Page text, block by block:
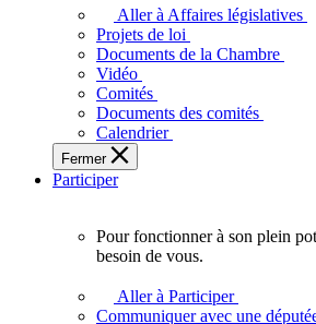
adopte
touchent
des
Ontariennes
et
Aller à Affaires législatives
Projets de loi
Documents de la Chambre
Vidéo
Comités
Documents des comités
Calendrier
Fermer
Participer
Pour fonctionner à son plein
besoin de vous.
Aller à Participer
Communiquer avec une